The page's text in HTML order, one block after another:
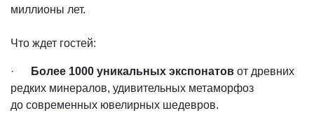
миллионы лет.
Что ждет гостей:
· Более 1000 уникальных экспонатов от древних
редких минералов, удивительных метаморфоз
до современных ювелирных шедевров.